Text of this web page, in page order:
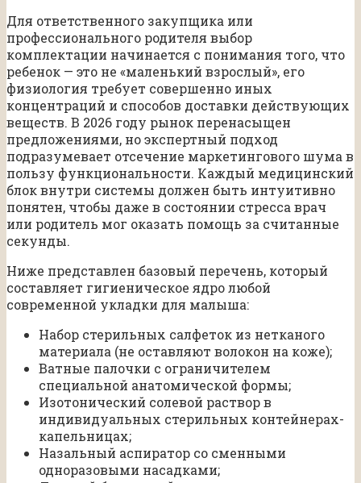
Для ответственного закупщика или
профессионального родителя выбор
комплектации начинается с понимания того, что
ребенок — это не «маленький взрослый», его
физиология требует совершенно иных
концентраций и способов доставки действующих
веществ. В 2026 году рынок перенасыщен
предложениями, но экспертный подход
подразумевает отсечение маркетингового шума в
пользу функциональности. Каждый медицинский
блок внутри системы должен быть интуитивно
понятен, чтобы даже в состоянии стресса врач
или родитель мог оказать помощь за считанные
секунды.
Ниже представлен базовый перечень, который
составляет гигиеническое ядро любой
современной укладки для малыша:
Набор стерильных салфеток из нетканого
материала (не оставляют волокон на коже);
Ватные палочки с ограничителем
специальной анатомической формы;
Изотонический солевой раствор в
индивидуальных стерильных контейнерах-
капельницах;
Назальный аспиратор со сменными
одноразовыми насадками;